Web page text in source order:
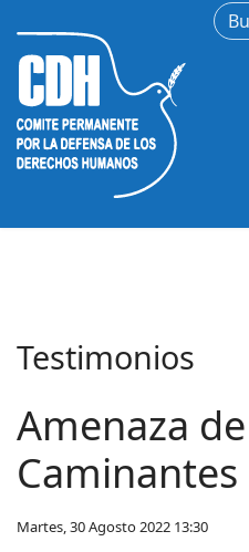
Testimonios
Amenaza
Martes, 30 Agosto 2022 13:30